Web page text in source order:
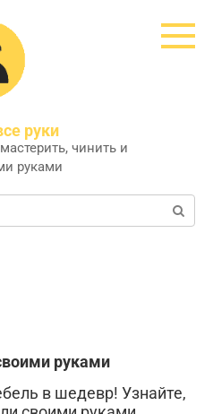
руки
чинить и
руками
руками
в шедевр! Узнайте,